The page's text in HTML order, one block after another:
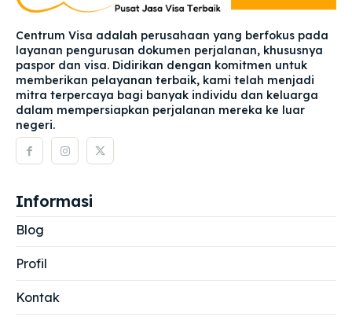
Centrum Visa adalah perusahaan yang berfokus pada
layanan pengurusan dokumen perjalanan, khususnya
paspor dan visa. Didirikan dengan komitmen untuk
memberikan pelayanan terbaik, kami telah menjadi
mitra terpercaya bagi banyak individu dan keluarga
dalam mempersiapkan perjalanan mereka ke luar
negeri.
Informasi
Blog
Profil
Kontak